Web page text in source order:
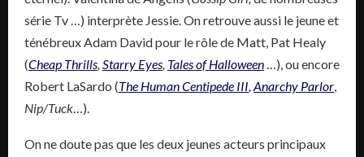
série Tv …) interprète Jessie. On retrouve aussi le jeune et
ténébreux Adam David pour le rôle de Matt, Pat Healy
(Cheap Thrills, Starry Eyes, Tales of Halloween…), ou encore
Robert LaSardo (The Human Centipede III,Anarchy Parlor,
Nip/Tuck…).
On ne doute pas que les deux jeunes acteurs principaux